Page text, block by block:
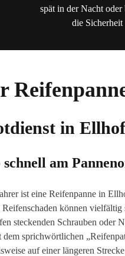
spät in der Nacht oder
die
in
am
ist eine Reifenpanne in
können
steckenden Schrauben oder
sprichwörtlichen
auf einer längeren